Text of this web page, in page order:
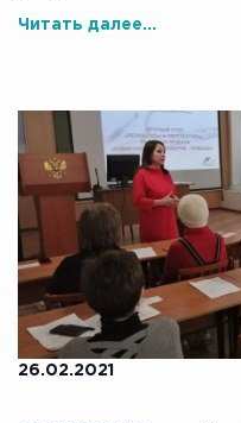
Читать далее...
26.02.2021